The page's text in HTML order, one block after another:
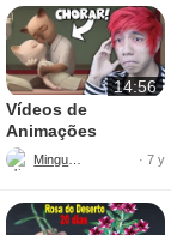
14:56
Vídeos de
Animações
· 7 y